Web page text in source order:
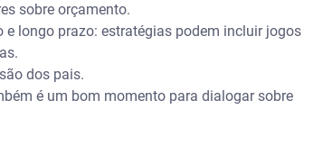
sobre orçamento.
longo prazo: estratégias podem incluir jogos
dos pais.
é um bom momento para dialogar sobre